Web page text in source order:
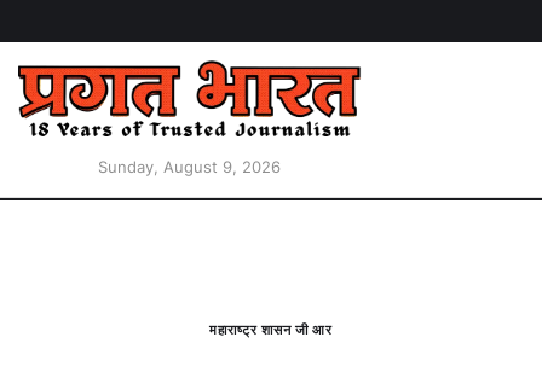
Sunday, August 9, 2026
महाराष्ट्र शासन जी आर